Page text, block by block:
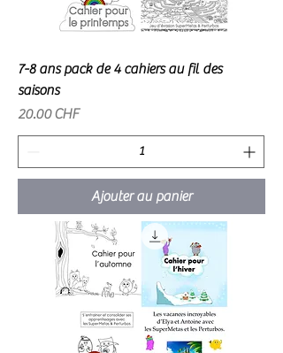
7-8 ans pack de 4 cahiers au fil des
saisons
Prix
20.00 CHF
Ajouter au panier